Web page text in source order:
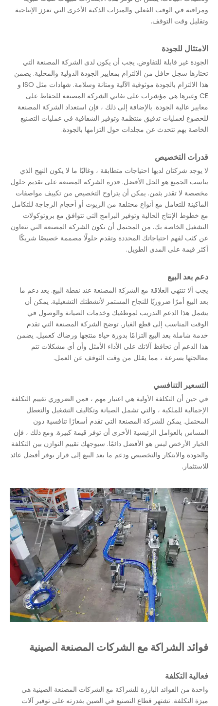
ومراقبة في الوقت الفعلي والميزات الذكية الأخرى التي تعزز الإنتاجية
وتقليل وقت التوقف.
الامتثال للجودة
الجودة غير قابلة للتفاوض. يجب أن يكون لدى الشركة المصنعة التي
تختارها سجل حافل من الالتزام بمعايير الجودة الدولية والمحلية. يضمن
هذا الالتزام بالجودة موثوقية الآلية ومتانة وسلامة. شهادات مثل ISO و
CE وغيرها هي مؤشرات على تفاني الشركة المصنعة للحفاظ على
معايير عالية الجودة. بالإضافة إلى ذلك ، فإن استعداد الشركة المصنعة
للخضوع لعمليات تدقيق منتظمة وتوفير الشفافية في عمليات التصنيع
الخاصة بهم تتحدث عن مجلدات حول التزامها بالجودة.
قدرات التخصيص
لا يوجد شركتان لديها احتياجات متطابقة ، وغالبًا ما لا يكون النهج الذي
يناسب الجميع هو الحل الأفضل. قدرة الشركة المصنعة على تقديم حلول
مخصصة لا تقدر بثمن. يمكن أن يتراوح التخصيص من تكييف مواصفات
الماكينة للتعامل مع أنواع مختلفة من الزيوت أو أحجام الزجاجة للتكامل
مع خطوط الإنتاج الحالية وتوفير البرامج التي تتوافق مع بروتوكولات
التشغيل الخاصة بك. من المحتمل أن تكون الشركة المصنعة التي تتعاون
عن كثب لفهم احتياجاتك المحددة وتقدم حلولًا مصممة خصيصًا شريكًا
أكثر قيمة على المدى الطويل.
دعم بعد البيع
يجب ألا تنتهي العلاقة مع الشركة المصنعة عند نقطة البيع. يعد دعم ما
بعد البيع أمرًا ضروريًا للنجاح المستمر لأنشطتك التشغيلية. يمكن أن
يشمل هذا الدعم التدريب لموظفيك وخدمات الصيانة والوصول في
الوقت المناسب إلى قطع الغيار. توضح الشركة المصنعة التي تقدم
خدمة شاملة بعد البيع التزامًا بدورة حياة منتجها ورضاك كعميل. يضمن
هذا الدعم أن تحافظ آلاتك على الأداء الأمثل وأن أي مشكلات تتم
معالجتها بسرعة ، مما يقلل من وقت التوقف عن العمل.
التسعير التنافسي
في حين أن التكلفة الأولية هي اعتبار مهم ، فمن الضروري تقييم التكلفة
الإجمالية للملكية ، والتي تشمل الصيانة وتكاليف التشغيل والتعطل
المحتمل. يمكن للشركة المصنعة التي تقدم أسعارًا تنافسية دون
المساس بالعوامل الرئيسية الأخرى أن توفر قيمة كبيرة. ومع ذلك ، فإن
الخيار الأرخص ليس هو الأفضل دائمًا. سيوجهك تقييم التوازن بين التكلفة
والجودة والابتكار والتخصيص ودعم ما بعد البيع إلى قرار يوفر أفضل عائد
للاستثمار.
فوائد الشراكة مع الشركات المصنعة الصينية
فعالية التكلفة
واحدة من الفوائد البارزة للشراكة مع الشركات المصنعة الصينية هي
ميزة التكلفة. تشتهر قطاع التصنيع في الصين بقدرته على توفير آلات